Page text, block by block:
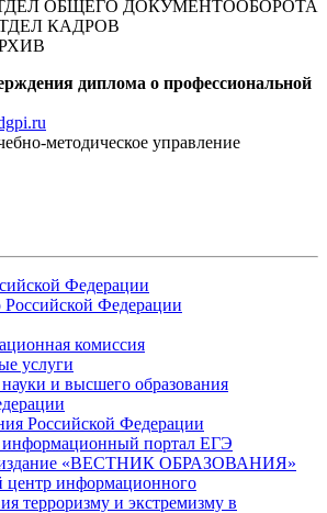
ОТДЕЛ ОБЩЕГО ДОКУМЕНТООБОРОТА
КАДРОВ
диплома о профессиональной
методическое управление
Федерации
Российской Федерации
комиссия
услуги
и высшего образования
Российской Федерации
портал ЕГЭ
издание «ВЕСТНИК ОБРАЗОВАНИЯ»
информационного
терроризму и экстремизму в